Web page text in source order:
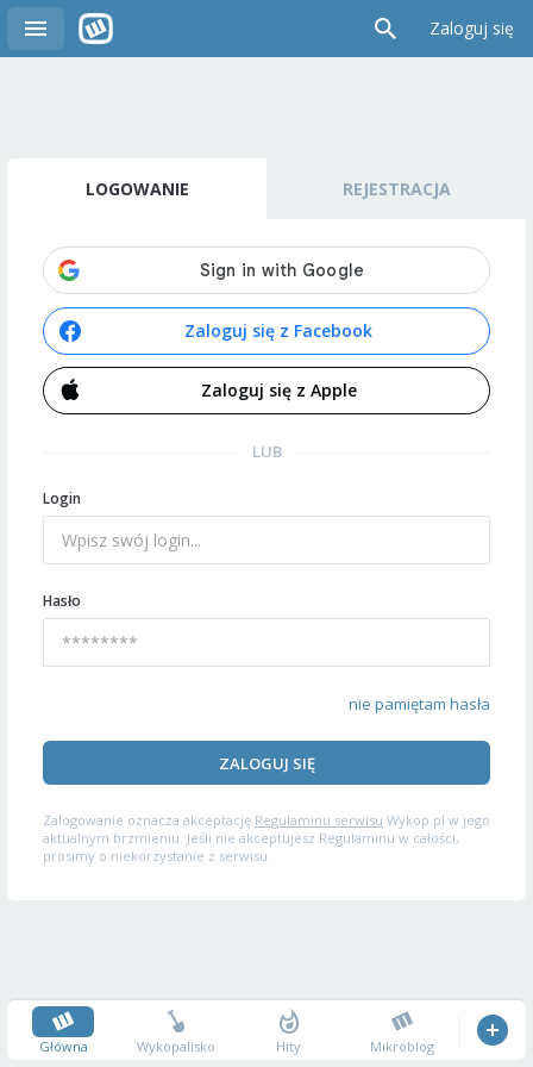
Zaloguj się
LOGOWANIE REJESTRACJA
Zaloguj się z Facebook
Zaloguj się z Apple
LUB
Login
Hasło
nie pamiętam hasła
ZALOGUJ SIĘ
Zalogowanie oznacza akceptację Regulaminu serwisu Wykop.pl w jego
aktualnym brzmieniu. Jeśli nie akceptujesz Regulaminu w całości,
prosimy o niekorzystanie z serwisu.
Główna Wykopalisko Hity Mikroblog